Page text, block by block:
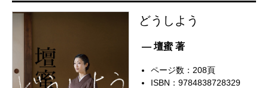
どうしよう
— 壇蜜 著
ページ数：208頁
ISBN：9784838728329